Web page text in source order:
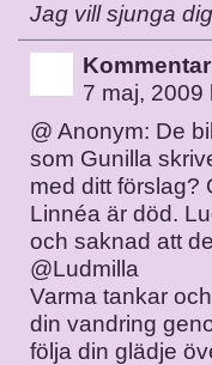
Jag vill sjunga
Kommentar
7 maj, 2009
@ Anonym: De
som Gunilla
med ditt förslag?
Linnéa är död.
och saknad att
@Ludmilla
Varma tankar
din vandring
följa din glädje